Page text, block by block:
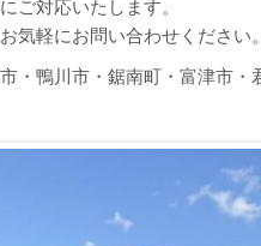
ご対応いたします。
気軽にお問い合わせください
・鴨川市・鋸南町・富津市・